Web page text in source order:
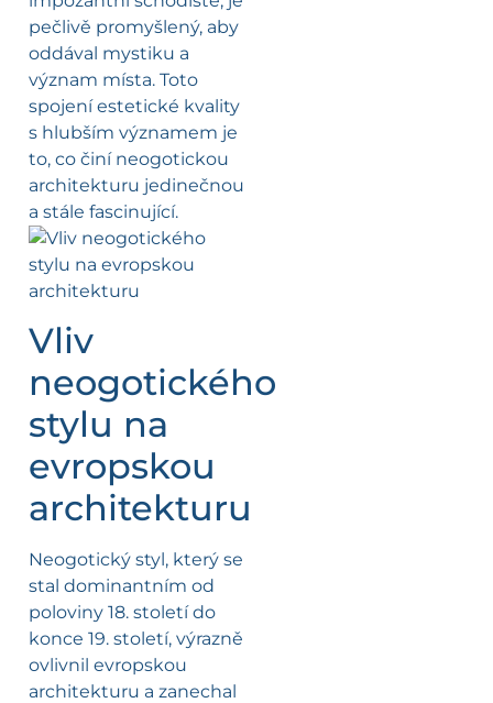
pečlivě promyšlený, aby
oddával mystiku a
význam místa. Toto
spojení estetické kvality
s hlubším významem je
to, co činí neogotickou
architekturu jedinečnou
a stále fascinující.
Vliv
neogotického
stylu na
evropskou
architekturu
Neogotický styl, který se
stal dominantním od
poloviny 18. století do
konce 19. století, výrazně
ovlivnil evropskou
architekturu a zanechal